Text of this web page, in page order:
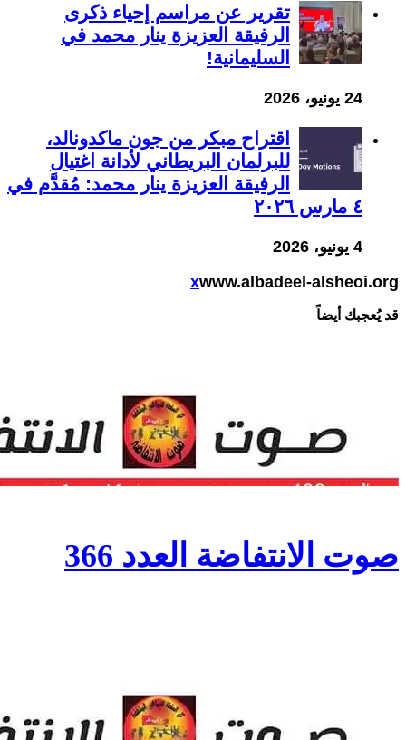
تقرير عن مراسم إحياء ذكرى
الرفيقة العزيزة ينار محمد في
السليمانية!
24 يونيو، 2026
اقتراح مبكر من جون ماكدونالد،
للبرلمان البريطاني لأدانة اغتيال
الرفيقة العزيزة ينار محمد: مُقدَّم في
٤ مارس ٢٠٢٦
4 يونيو، 2026
www.albadeel-alsheoi.org
x
صوت الانتفاضة العدد 366